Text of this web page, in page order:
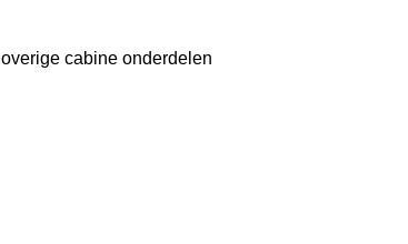
overige cabine onderdelen